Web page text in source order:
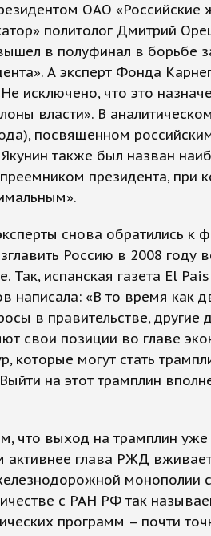
ОАО «Российские
политолог Дмитрий
в полуфинал в борьбе
А эксперт Фонда
исключено, что это
власти». В
посвященном
также был назван
президента, при
снова обратились к
Россию в 2008 году
Так, испанская газета El
написала: «В то время как
в правительстве, другие
свои позиции во главе
которые могут стать
на этот трамплин
что выход на трамплин
активнее глава РЖД
монополии
с РАН РФ так
программ – почти